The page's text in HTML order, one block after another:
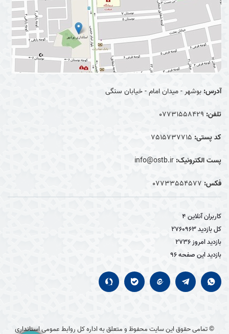
آدرس: بوشهر - میدان امام - خیابان سنگی
تلفن: 07731558429
کد پستی: 7515737715
پست الکترونیک: info@ostb.ir
فکس: 07733554577
کاربران آنلاین4
کل بازدید2760963
بازدید امروز2736
بازدید این صفحه96
© تمامی حقوق این سایت محفوظ و متعلق به اداره کل روابط عمومی استانداری